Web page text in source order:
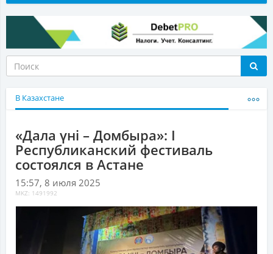
В Казахстане
«Дала үні – Домбыра»: І
Республиканский фестиваль
состоялся в Астане
15:57, 8 июля 2025
MKZ: 1491992